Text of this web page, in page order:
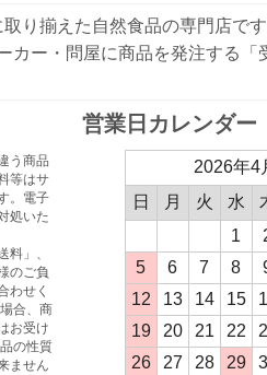
り揃えた自然食品の専門店です
カー・問屋に商品を発注する「
う商品
等はサ
。電子
処いた
料」、
のご負
わせく
合、商
お受け
の性質
ません
営業日カレンダー
2026年4
日
月 火 水
1
5
6 7 8
12
13 14 15
19
20 21 22
26
27 28 29